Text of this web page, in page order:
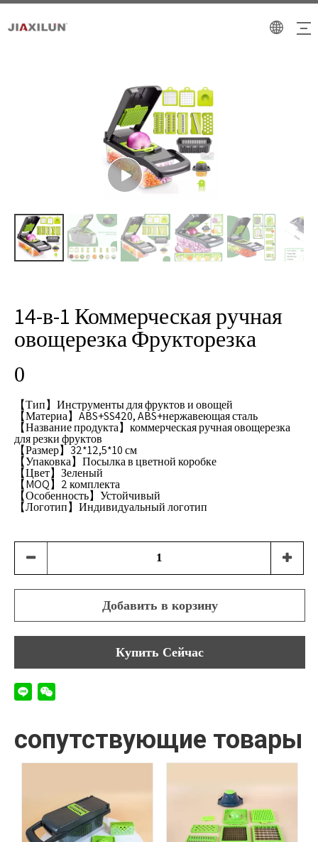
14-в-1 Коммерческая ручная
овощерезка Фрукторезка
0
【Тип】Инструменты для фруктов и овощей
【Материа】ABS+SS420, ABS+нержавеющая сталь
【Название продукта】коммерческая ручная овощерезка
для резки фруктов
【Размер】32*12,5*10 см
【Упаковка】Посылка в цветной коробке
【Цвет】Зеленый
【MOQ】2 комплекта
【Особенность】Устойчивый
【Логотип】Индивидуальный логотип
Добавить в корзину
Купить Сейчас
сопутствующие товары